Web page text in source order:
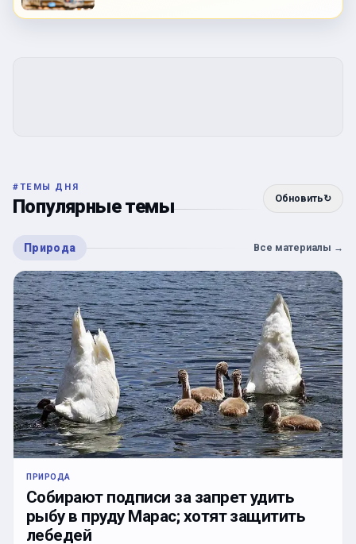
#ТЕМЫ ДНЯ
Популярные темы Обновить↻
Природа Все материалы →
ПРИРОДА
Собирают подписи за запрет удить
рыбу в пруду Марас; хотят защитить
лебедей